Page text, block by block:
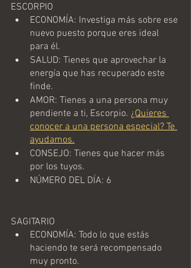
ESCORPIO
ECONOMÍA: Investiga más sobre ese
nuevo puesto porque eres ideal
para él.
SALUD: Tienes que aprovechar la
energía que has recuperado este
finde.
AMOR: Tienes a una persona muy
pendiente a ti, Escorpio. ¿Quieres
conocer a una persona especial? Te
ayudamos.
CONSEJO: Tienes que hacer más
por los tuyos.
NÚMERO DEL DÍA: 6
SAGITARIO
ECONOMÍA: Todo lo que estás
haciendo te será recompensado
muy pronto.